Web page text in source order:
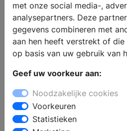
met onze social media-,
analysepartners. Deze
gegevens combineren met
aan hen heeft verstrekt of
op basis van uw gebruik van
Geef uw voorkeur aan:
Noodzakelijke cookies
Voorkeuren
Statistieken